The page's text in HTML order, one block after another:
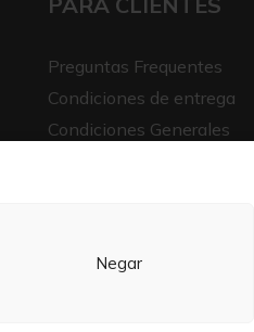
Negar
Preguntas Frequentes
Condiciones de entrega
Condiciones Generales